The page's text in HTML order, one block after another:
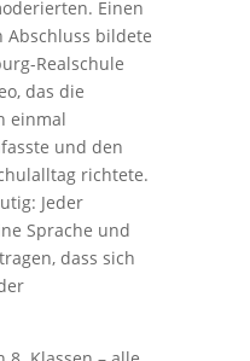
Einen
Abschluss bildete
Realschule
das die
einmal
und den
richtete.
Jeder
Sprache und
dass sich